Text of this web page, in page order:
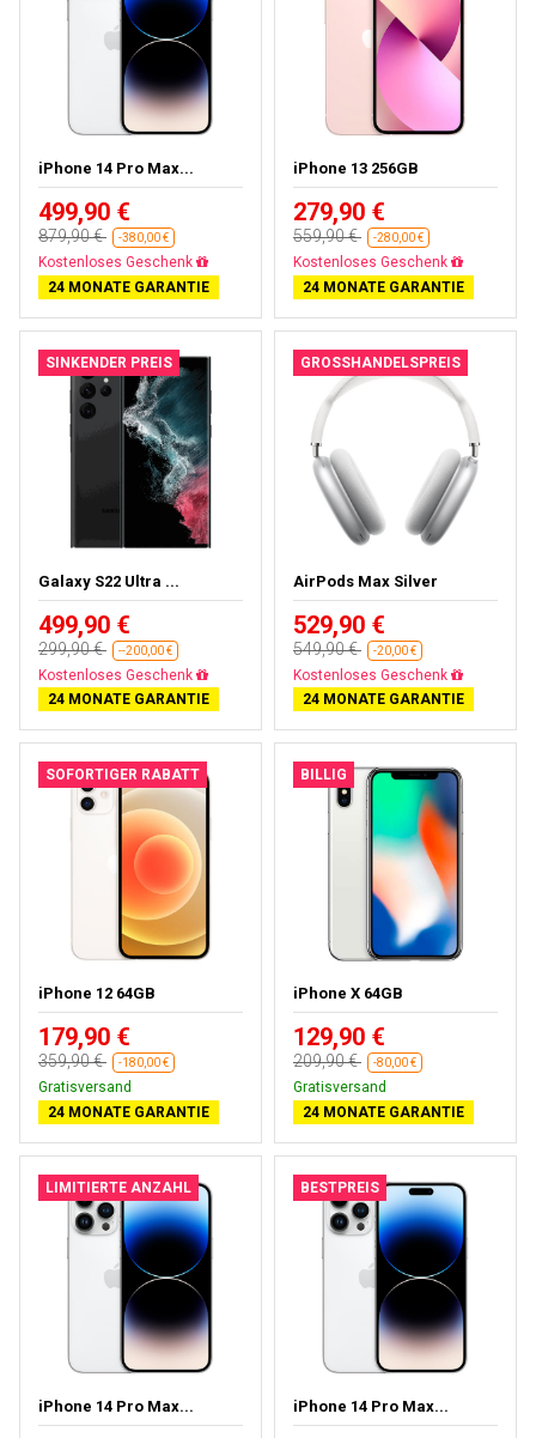
iPhone 14 Pro Max...
499,90 €
879,90 € -380,00 €
Gratisversand
24 MONATE GARANTIE
iPhone 13 256GB
279,90 €
559,90 € -280,00 €
Gratisversand
24 MONATE GARANTIE
SINKENDER PREIS
Galaxy S22 Ultra ...
499,90 €
299,90 € --200,00 €
Fast ausverkauft
24 MONATE GARANTIE
GROSSHANDELSPREIS
AirPods Max Silver
529,90 €
549,90 € -20,00 €
Fast ausverkauft
24 MONATE GARANTIE
SOFORTIGER RABATT
iPhone 12 64GB
179,90 €
359,90 € -180,00 €
Gratisversand
24 MONATE GARANTIE
BILLIG
iPhone X 64GB
129,90 €
209,90 € -80,00 €
Gratisversand
24 MONATE GARANTIE
LIMITIERTE ANZAHL
iPhone 14 Pro Max...
BESTPREIS
iPhone 14 Pro Max...